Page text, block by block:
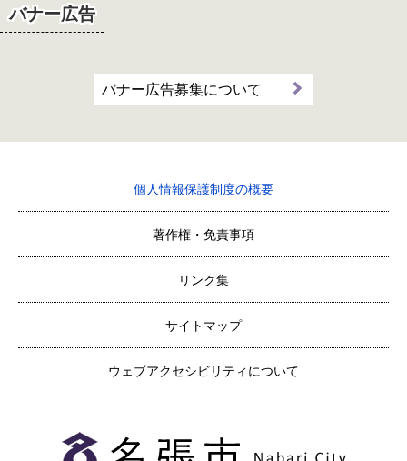
バナー広告
バナー広告募集について
個人情報保護制度の概要
著作権・免責事項
リンク集
サイトマップ
ウェブアクセシビリティについて